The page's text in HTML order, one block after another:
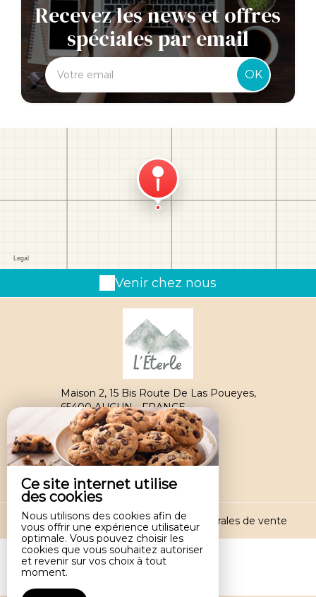
Ce site internet utilise
des cookies
Nous utilisons des cookies afin de
vous offrir une expérience utilisateur
optimale. Vous pouvez choisir les
cookies que vous souhaitez autoriser
et revenir sur vos choix à tout
moment.
Recevez les news et offres
spéciales par email
OK
Venir chez nous
Maison 2, 15 Bis Route De Las Poueyes,
65400 AUCUN - FRANCE
+33 6 80 02 70 98
Contacter par email
Mentions légales | Conditions générales de vente